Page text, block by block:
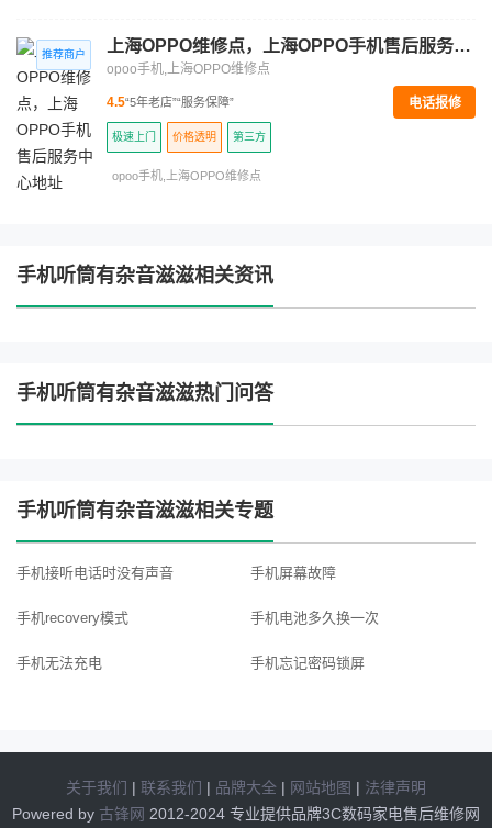
上海OPPO维修点，上海OPPO手机售后服务中心地址
opoo手机,上海OPPO维修点
4.5“5年老店”“服务保障”
极速上门 价格透明 第三方
opoo手机,上海OPPO维修点
电话报修
手机听筒有杂音滋滋相关资讯
手机听筒有杂音滋滋热门问答
手机听筒有杂音滋滋相关专题
手机接听电话时没有声音 手机屏幕故障
手机recovery模式 手机电池多久换一次
手机无法充电 手机忘记密码锁屏
手机听筒怎么除尘 手机相机分辨率调整方法
手机拍照很模糊 手机进海水
关于我们 | 联系我们 | 品牌大全| 网站地图 | 法律声明
Powered by 古锋网 2012-2024 专业提供品牌3C数码家电售后维修网